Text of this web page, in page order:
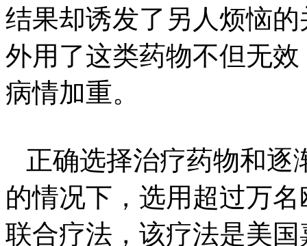
结果却诱发了另人烦恼
外用了这类药物不但无
病情加重。
正确选择治疗药物和逐
的情况下，选用超过万
联合疗法，该疗法是美